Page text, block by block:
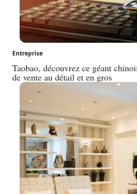
Entreprise
Taobao, découvrez ce géant
de vente au détail et en gros